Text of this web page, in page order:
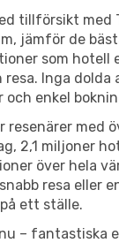
tillförsikt med
jämför de
som hotell
Inga dolda
enkel
resenärer med
2,1 miljoner
över hela
resa eller
ett ställe.
– fantastiska